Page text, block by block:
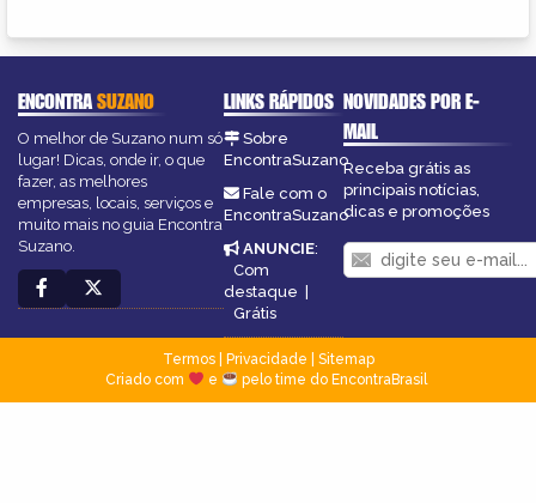
ENCONTRASUZANO
O melhor de Suzano num só
lugar! Dicas, onde ir, o que
fazer, as melhores
empresas, locais, serviços e
muito mais no guia Encontra
Suzano.
LINKS RÁPIDOS
Sobre
EncontraSuzano
Fale com o
EncontraSuzano
ANUNCIE:
Com
destaque |
Grátis
NOVIDADES POR E-
MAIL
Receba grátis as
principais notícias,
dicas e promoções
Termos| Privacidade
Sitemap
Criado com
e pelo time do EncontraBrasil